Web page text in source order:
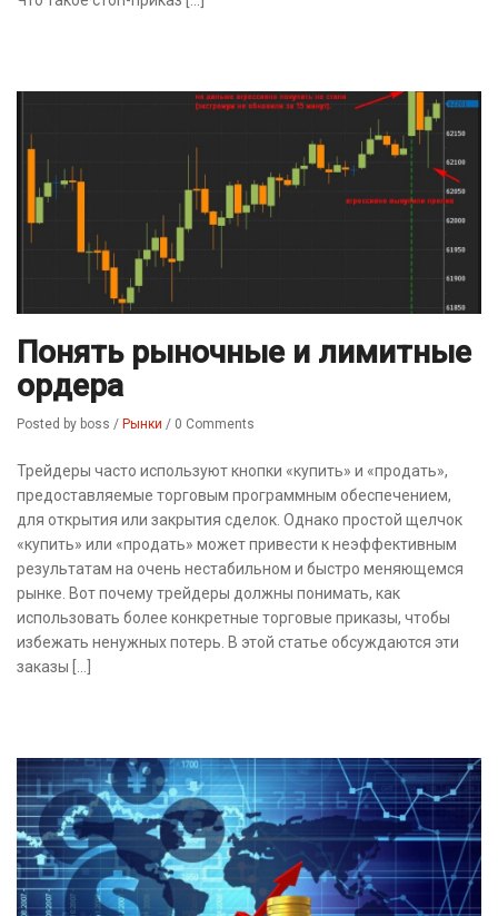
Понять рыночные и лимитные
ордера
Posted by boss / Рынки / 0 Comments
Трейдеры часто используют кнопки «купить» и «продать»,
предоставляемые торговым программным обеспечением,
для открытия или закрытия сделок. Однако простой щелчок
«купить» или «продать» может привести к неэффективным
результатам на очень нестабильном и быстро меняющемся
рынке. Вот почему трейдеры должны понимать, как
использовать более конкретные торговые приказы, чтобы
избежать ненужных потерь. В этой статье обсуждаются эти
заказы […]